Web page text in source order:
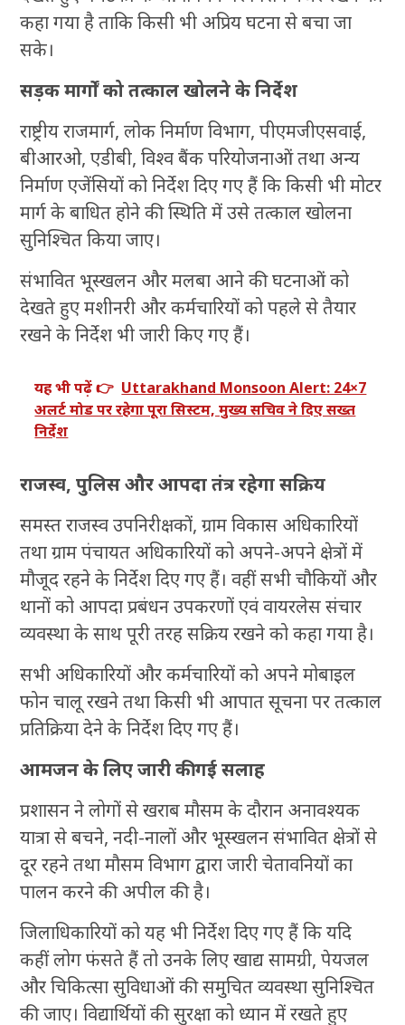
कहा गया है ताकि किसी भी अप्रिय घटना से बचा जा
सके।
सड़क मार्गों को तत्काल खोलने के निर्देश
राष्ट्रीय राजमार्ग, लोक निर्माण विभाग, पीएमजीएसवाई,
बीआरओ, एडीबी, विश्व बैंक परियोजनाओं तथा अन्य
निर्माण एजेंसियों को निर्देश दिए गए हैं कि किसी भी मोटर
मार्ग के बाधित होने की स्थिति में उसे तत्काल खोलना
सुनिश्चित किया जाए।
संभावित भूस्खलन और मलबा आने की घटनाओं को
देखते हुए मशीनरी और कर्मचारियों को पहले से तैयार
रखने के निर्देश भी जारी किए गए हैं।
यह भी पढ़ें 👉 Uttarakhand Monsoon Alert: 24×7
अलर्ट मोड पर रहेगा पूरा सिस्टम, मुख्य सचिव ने दिए सख्त
निर्देश
राजस्व, पुलिस और आपदा तंत्र रहेगा सक्रिय
समस्त राजस्व उपनिरीक्षकों, ग्राम विकास अधिकारियों
तथा ग्राम पंचायत अधिकारियों को अपने-अपने क्षेत्रों में
मौजूद रहने के निर्देश दिए गए हैं। वहीं सभी चौकियों और
थानों को आपदा प्रबंधन उपकरणों एवं वायरलेस संचार
व्यवस्था के साथ पूरी तरह सक्रिय रखने को कहा गया है।
सभी अधिकारियों और कर्मचारियों को अपने मोबाइल
फोन चालू रखने तथा किसी भी आपात सूचना पर तत्काल
प्रतिक्रिया देने के निर्देश दिए गए हैं।
आमजन के लिए जारी की गई सलाह
प्रशासन ने लोगों से खराब मौसम के दौरान अनावश्यक
यात्रा से बचने, नदी-नालों और भूस्खलन संभावित क्षेत्रों से
दूर रहने तथा मौसम विभाग द्वारा जारी चेतावनियों का
पालन करने की अपील की है।
जिलाधिकारियों को यह भी निर्देश दिए गए हैं कि यदि
कहीं लोग फंसते हैं तो उनके लिए खाद्य सामग्री, पेयजल
और चिकित्सा सुविधाओं की समुचित व्यवस्था सुनिश्चित
की जाए। विद्यार्थियों की सुरक्षा को ध्यान में रखते हुए